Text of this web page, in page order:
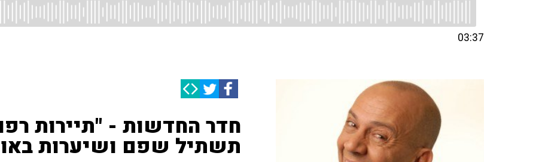
03:37
חדר החדשות - "תיירות
תשתיל שפם ושיערות